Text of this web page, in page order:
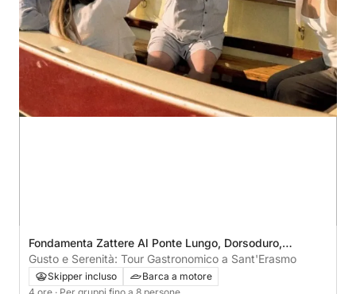
Fondamenta Zattere Al Ponte Lungo, Dorsoduro,
Venezia, Italia
Gusto e Serenità: Tour Gastronomico a Sant'Erasmo
Skipper incluso
Barca a motore